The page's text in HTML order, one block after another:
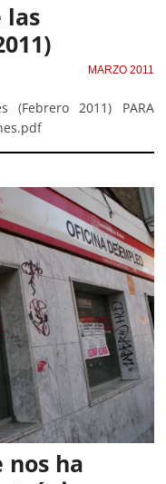
las
MARZO 2011
(Febrero 2011) PARA
nos ha